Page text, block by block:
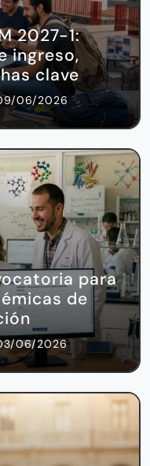
2027-1:
ingreso,
clave
06/2026
para
de
06/2026